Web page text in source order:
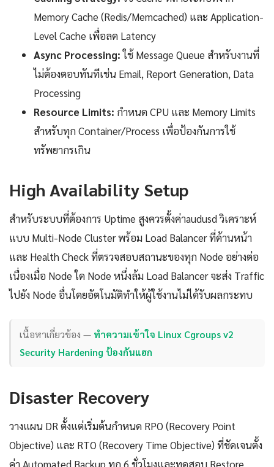
Memory Cache (Redis/Memcached) และ Application-
Level Cache เพื่อลด Latency
Async Processing:ใช้ Message Queue สำหรับงานที่
ไม่ต้องตอบทันทีเช่น Email, Report Generation, Data
Processing
Resource Limits: กำหนด CPU และ Memory Limits
สำหรับทุก Container/Process เพื่อป้องกันการใช้
ทรัพยากรเกิน
High Availability Setup
สำหรับระบบที่ต้องการ Uptime สูงควรตั้งค่าaudusd วิเคราะห์
แบบ Multi-Node Cluster พร้อม Load Balancer ที่ด้านหน้า
และ Health Check ที่ตรวจสอบสถานะของทุก Node อย่างต่อ
เนื่องเมื่อ Node ใด Node หนึ่งล้ม Load Balancer จะส่ง Traffic
ไปยัง Node อื่นโดยอัตโนมัติทำให้ผู้ใช้งานไม่ได้รับผลกระทบ
เนื้อหาเกี่ยวข้อง — ทำความเข้าใจ Linux Cgroups v2
Security Hardening ป้องกันแฮก
Disaster Recovery
วางแผน DR ตั้งแต่เริ่มต้นกำหนด RPO (Recovery Point
Objective) และ RTO (Recovery Time Objective) ที่ชัดเจนตั้ง
ค่า Automated Backup ทุก 6 ชั่วโมงและทดสอบ Restore